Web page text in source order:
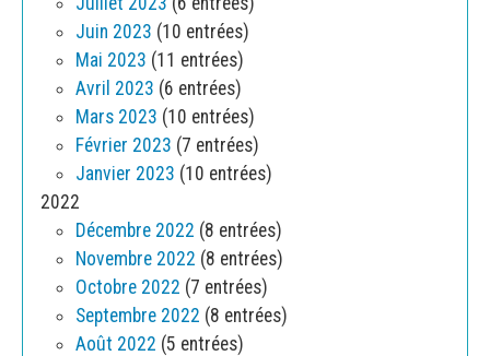
Juin 2023 (10 entrées)
Mai 2023 (11 entrées)
Avril 2023 (6 entrées)
Mars 2023 (10 entrées)
Février 2023 (7 entrées)
Janvier 2023 (10 entrées)
2022
Décembre 2022 (8 entrées)
Novembre 2022 (8 entrées)
Octobre 2022 (7 entrées)
Septembre 2022 (8 entrées)
Août 2022 (5 entrées)